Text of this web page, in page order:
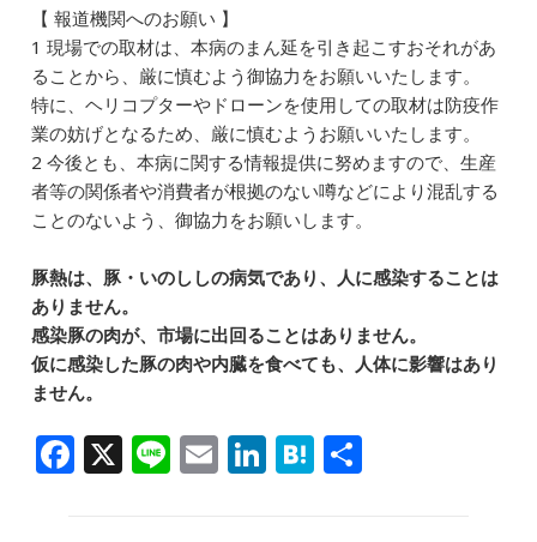
【 報道機関へのお願い 】
1 現場での取材は、本病のまん延を引き起こすおそれがあ
ることから、厳に慎むよう御協力をお願いいたします。
特に、ヘリコプターやドローンを使用しての取材は防疫作
業の妨げとなるため、厳に慎むようお願いいたします。
2 今後とも、本病に関する情報提供に努めますので、生産
者等の関係者や消費者が根拠のない噂などにより混乱する
ことのないよう、御協力をお願いします。
豚熱は、豚・いのししの病気であり、人に感染することは
ありません。
感染豚の肉が、市場に出回ることはありません。
仮に感染した豚の肉や内臓を食べても、人体に影響はあり
ません。
F X Li E Li H